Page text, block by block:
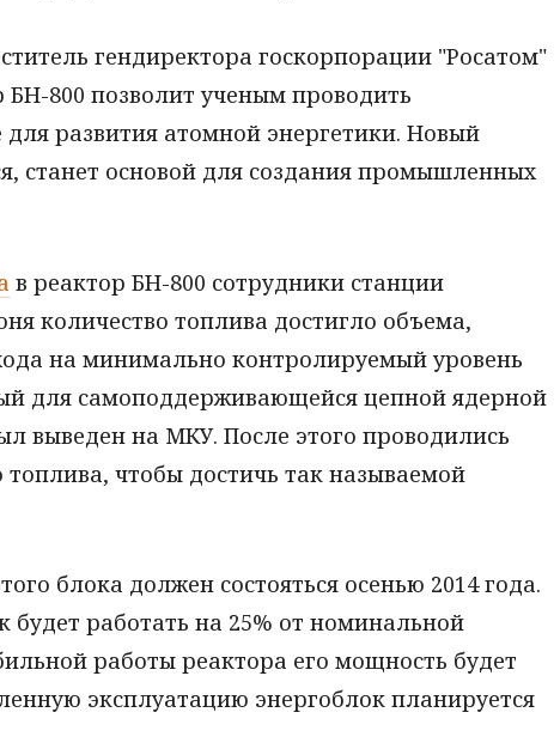
гендиректора госкорпорации "Росатом"
800 позволит ученым проводить
развития атомной энергетики. Новый
станет основой для создания промышленных
в реактор БН-800 сотрудники станции
количество топлива достигло объема,
на минимально контролируемый уровень
для самоподдерживающейся цепной ядерной
выведен на МКУ. После этого проводились
топлива, чтобы достичь так называемой
блока должен состояться осенью 2014 года.
будет работать на 25% от номинальной
работы реактора его мощность будет
эксплуатацию энергоблок планируется